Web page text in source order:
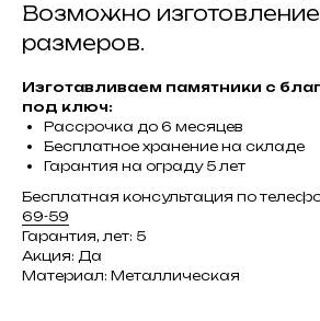
Возможно
размеров.
Изготавливаем памятники с
под ключ:
Рассрочка до 6 месяцев
Бесплатное хранение на складе
Гарантия на ограду 5 лет
Бесплатная консультация по
69-59
Гарантия, лет: 5
Акция: Да
Материал: Металлическая